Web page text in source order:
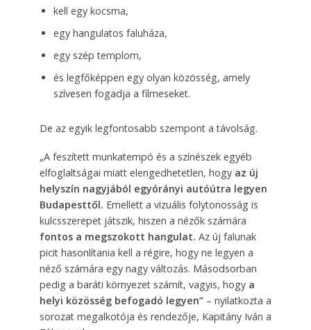
kell egy kocsma,
egy hangulatos faluháza,
egy szép templom,
és legfőképpen egy olyan közösség, amely
szívesen fogadja a filmeseket.
De az egyik legfontosabb szempont a távolság.
„A feszített munkatempó és a színészek egyéb
elfoglaltságai miatt elengedhetetlen, hogy az új
helyszín nagyjából egyórányi autóútra legyen
Budapesttől. Emellett a vizuális folytonosság is
kulcsszerepet játszik, hiszen a nézők számára
fontos a megszokott hangulat. Az új falunak
picit hasonlítania kell a régire, hogy ne legyen a
néző számára egy nagy változás. Másodsorban
pedig a baráti környezet számít, vagyis, hogy a
helyi közösség befogadó legyen”– nyilatkozta a
sorozat megalkotója és rendezője, Kapitány Iván a